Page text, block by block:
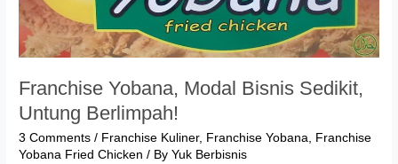
Franchise Yobana, Modal Bisnis Sedikit,
Untung Berlimpah!
3 Comments / Franchise Kuliner, Franchise Yobana
Franchise
Yobana Fried Chicken / ByYuk Berbisnis